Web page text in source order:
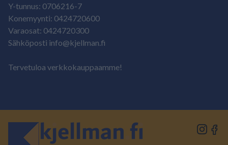
Y-tunnus: 0706216-7
Konemyynti: 0424720600
Varaosat: 0424720300
Sähköposti info@kjellman.fi
Tervetuloa verkkokauppaamme!